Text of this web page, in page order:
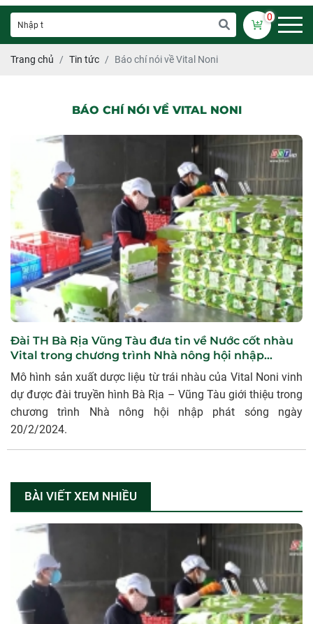
0
Trang chủ Tin tức Báo chí nói về Vital Noni
BÁO CHÍ NÓI VỀ VITAL NONI
Đài TH Bà Rịa Vũng Tàu đưa tin về Nước cốt nhàu
Vital trong chương trình Nhà nông hội nhập
20/2/2024
Mô hình sản xuất dược liệu từ trái nhàu của Vital Noni vinh
dự được đài truyền hình Bà Rịa – Vũng Tàu giới thiệu trong
chương trình Nhà nông hội nhập phát sóng ngày
20/2/2024.
BÀI VIẾT XEM NHIỀU